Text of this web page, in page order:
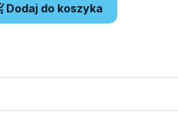
Dodaj do koszyka